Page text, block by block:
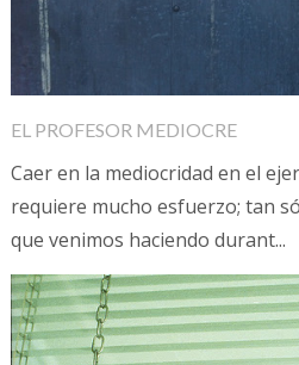
EL PROFESOR MEDIOCRE
Caer en la mediocridad en el
requiere mucho esfuerzo; tan
que venimos haciendo durant...